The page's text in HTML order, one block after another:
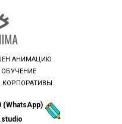
АНИМАЦИЮ
КОРПОРАТИВЫ
(WhatsApp)